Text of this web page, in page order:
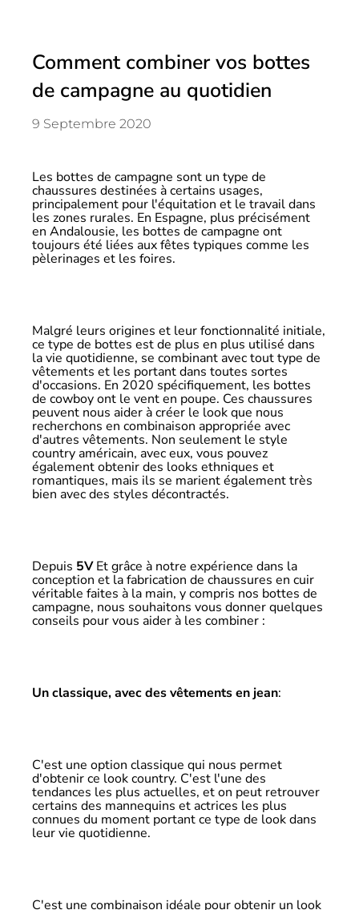
Comment combiner vos bottes
de campagne au quotidien
9 Septembre 2020
Les bottes de campagne sont un type de
chaussures destinées à certains usages,
principalement pour l'équitation et le travail dans
les zones rurales. En Espagne, plus précisément
en Andalousie, les bottes de campagne ont
toujours été liées aux fêtes typiques comme les
pèlerinages et les foires.
Malgré leurs origines et leur fonctionnalité initiale,
ce type de bottes est de plus en plus utilisé dans
la vie quotidienne, se combinant avec tout type de
vêtements et les portant dans toutes sortes
d'occasions. En 2020 spécifiquement, les bottes
de cowboy ont le vent en poupe. Ces chaussures
peuvent nous aider à créer le look que nous
recherchons en combinaison appropriée avec
d'autres vêtements. Non seulement le style
country américain, avec eux, vous pouvez
également obtenir des looks ethniques et
romantiques, mais ils se marient également très
bien avec des styles décontractés.
Depuis 5VEt grâce à notre expérience dans la
conception et la fabrication de chaussures en cuir
véritable faites à la main, y compris nos bottes de
campagne, nous souhaitons vous donner quelques
conseils pour vous aider à les combiner :
Un classique, avec des vêtements en jean:
C'est une option classique qui nous permet
d'obtenir ce look country. C'est l'une des
tendances les plus actuelles, et on peut retrouver
certains des mannequins et actrices les plus
connues du moment portant ce type de look dans
leur vie quotidienne.
C'est une combinaison idéale pour obtenir un look